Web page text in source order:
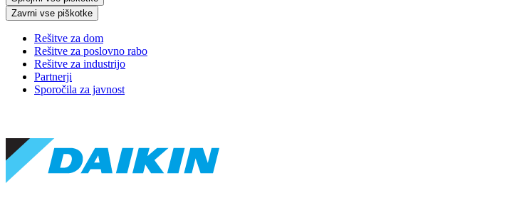
Zavrni vse piškotke
Rešitve za dom
Rešitve za poslovno rabo
Rešitve za industrijo
Partnerji
Sporočila za javnost